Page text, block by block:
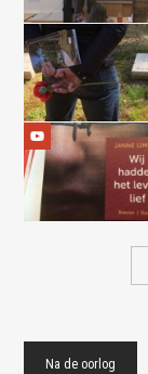
Na de oorlog